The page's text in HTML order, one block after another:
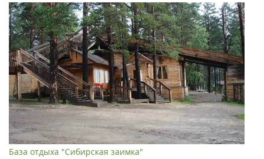
База отдыха "Сибирская заимка"